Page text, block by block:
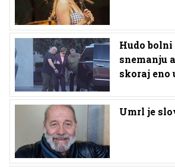
Hudo bolni
snemanju
skoraj eno
Umrl je